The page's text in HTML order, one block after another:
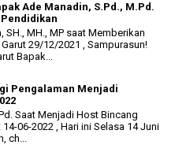
Ade Manadin, S.Pd., M.Pd.
SH., MH., MP saat Memberikan
29/12/2021 , Sampurasun!
Bapak...
Pengalaman Menjadi
Saat Menjadi Host Bincang
06-2022 , Hari ini Selasa 14 Juni
ch...